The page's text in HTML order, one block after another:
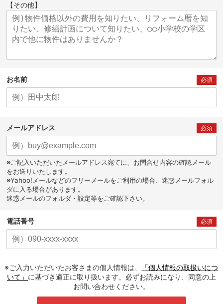
【その他】
お名前 必須
メールアドレス 必須
※ご記入いただいたメールアドレス宛てに、お問合せ内容の確認メール
をお送りいたします。
※Yahoo!メールなどのフリーメールをご利用の場合、迷惑メールフォル
ダに入る場合があります。
迷惑メールのフォルダ・設定等をご確認下さい。
電話番号 必須
※ご入力いただいたお客さまの個人情報は、
「個人情報の取扱いにつ
いて」 に基づき適正に取り扱います。必ずお読みになり、同意の上
お問い合わせください。